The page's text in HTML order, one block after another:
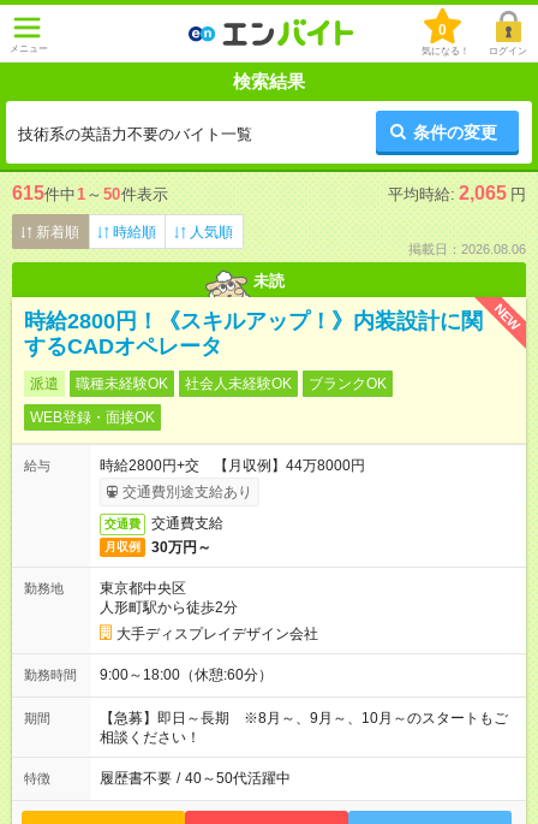
メニュー
0
気になる！ ログイン
検索結果
技術系の英語力不要のバイト一覧 条件の変更
615件中1 ～ 50件表示 平均時給: 2,065 円
新着順 時給順 人気順
掲載日：2026.08.06
未読
NEW
時給2800円！《スキルアップ！》内装設計に関
するCADオペレータ
派遣 職種未経験OK 社会人未経験OK
ブランクOK
WEB登録・面接OK
給与
時給2800円+交 【月収例】44万8000円
交通費別途支給あり
交通費 交通費支給
月収例 30万円～
勤務地
東京都中央区
人形町駅から徒歩2分
大手ディスプレイデザイン会社
勤務時間 9:00～18:00（休憩:60分）
期間
【急募】即日～長期 ※8月～、9月～、10月～のスタートもご
相談ください！
特徴 履歴書不要 / 40～50代活躍中